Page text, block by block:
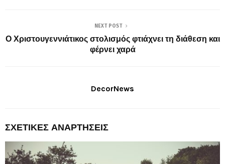
NEXT POST
Ο Χριστουγεννιάτικος στολισμός φτιάχνει τη διάθεση και
φέρνει χαρά
DecorNews
ΣΧΕΤΙΚΈΣ ΑΝΑΡΤΉΣΕΙΣ